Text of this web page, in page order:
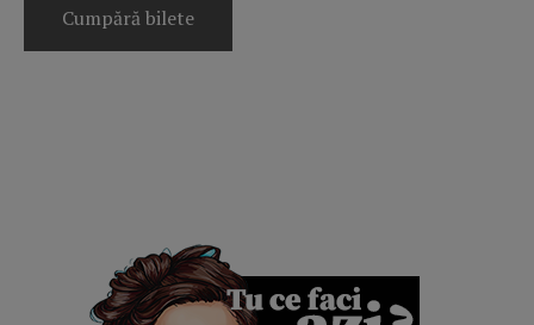
Cumpără bilete